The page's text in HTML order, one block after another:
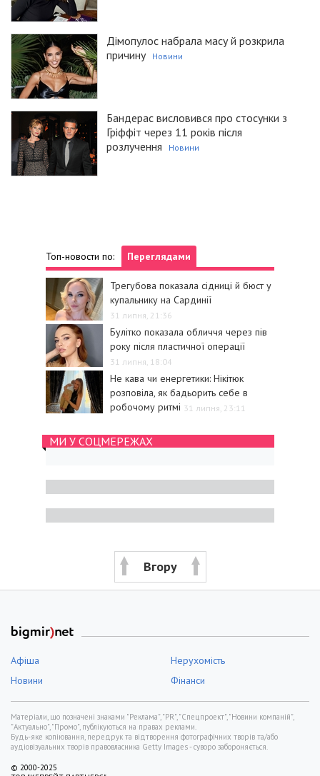
Дімопулос набрала масу й розкрила
причину
Новини
Бандерас висловився про стосунки з
Гріффіт через 11 років після
розлучення
Новини
Топ-новости по: Переглядами
Трегубова показала сідниці й бюст у
купальнику на Сардинії
31 липня, 21:36
Булітко показала обличчя через пів
року після пластичної операції
31 липня, 18:04
Не кава чи енергетики: Нікітюк
розповіла, як бадьорить себе в
робочому ритмі 31 липня, 23:11
МИ У СОЦМЕРЕЖАХ
Вгору
Афіша
Нерухомість
Новини
Фінанси
Матеріали, що позначені знаками "Реклама", "PR", "Спецпроект", "Новини компаній",
"Актуально", "Промо", публікуються на правах реклами.
Будь-яке копіювання, передрук та відтворення фотографічних творів та/або
аудіовізуальних творів правовласника Getty Images - суворо забороняється.
© 2000-2025